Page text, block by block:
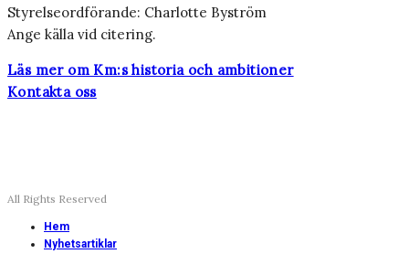
Styrelseordförande: Charlotte Byström
Ange källa vid citering.
Läs mer om Km:s historia och ambitioner
Kontakta oss
All Rights Reserved
Hem
Nyhetsartiklar